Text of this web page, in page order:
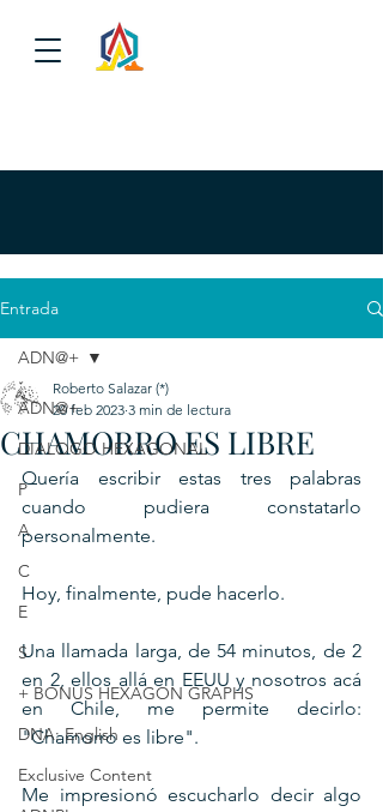
Entrada
ADN@+
DIALOGO HEXAGONAL
P
A
C
E
S
+ BONUS HEXAGON GRAPHS
DNA: English
Exclusive Content
ADN@+
CHAMORRO ES LIBRE
Roberto Salazar (*)
20 feb 2023 3 min de lectura
Quería escribir estas tres palabras
cuando pudiera constatarlo
personalmente.
Hoy, finalmente, pude hacerlo.
Una llamada larga, de 54 minutos, de 2
en 2, ellos allá en EEUU y nosotros acá
en Chile, me permite decirlo:
"Chamorro es libre".
Me impresionó escucharlo decir algo